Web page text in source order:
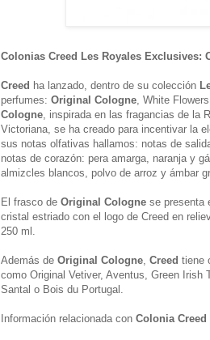
Colonias Creed Les Royales Exclusives:
Creed ha lanzado, dentro de su colección
perfumes: Original Cologne , White
Cologne , inspirada en las fragancias de la
Victoriana, se ha creado para incentivar la
sus notas olfativas hallamos: notas de
notas de corazón: pera amarga, naranja y
almizcles blancos, polvo de arroz y ámbar
El frasco de Original Cologne se presenta
cristal estriado con el logo de Creed en
250 ml.
Además de Original Cologne Creed tiene
como Original Vetiver, Aventus, Green Irish
Santal o Bois du Portugal.
Información relacionada con Colonia